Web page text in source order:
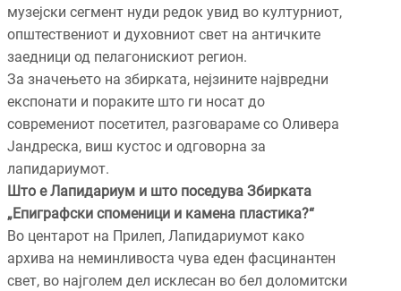
музејски сегмент нуди редок увид во културниот,
општествениот и духовниот свет на античките
заедници од пелагонискиот регион.
За значењето на збирката, нејзините највредни
експонати и пораките што ги носат до
современиот посетител, разговараме со Оливера
Јандреска, виш кустос и одговорна за
лапидариумот.
Што е Лапидариум и што поседува Збирката
„Епиграфски споменици и камена пластика?“
Во центарот на Прилеп, Лапидариумот како
архива на неминливоста чува еден фасцинантен
свет, во најголем дел исклесан во бел доломитски